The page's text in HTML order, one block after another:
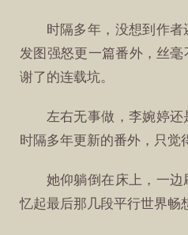
时隔多年，没想到作
发图强怒更一篇番外，丝
谢了的连载坑。
左右无事做，李婉婷还
时隔多年更新的番外，只觉
她仰躺倒在床上，一
忆起最后那几段平行世界